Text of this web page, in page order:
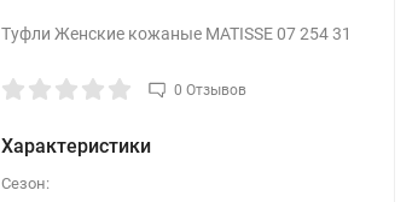
Туфли Женские кожаные MATISSE 07 254 31
0 Отзывов
Характеристики
Сезон: